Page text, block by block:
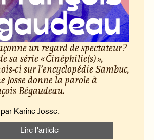
un regard de spectateur ?
sa série « Cinéphilie(s) »,
ci sur l’encyclopédie Sambuc,
Josse donne la parole à
Bégaudeau.
Karine Josse.
Lire l’article